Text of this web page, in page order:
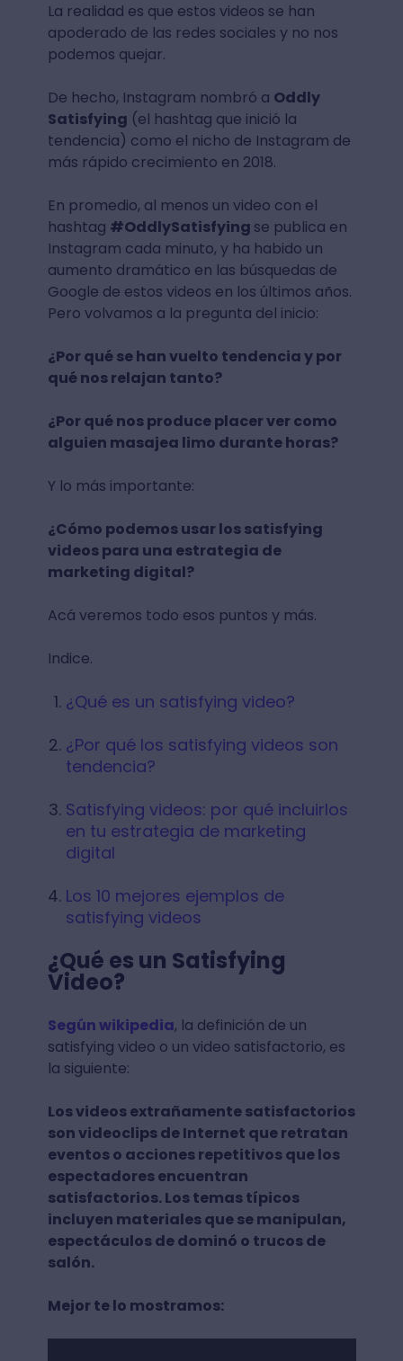
La realidad es que estos videos se han
apoderado de las redes sociales y no nos
podemos quejar.
De hecho, Instagram nombró a Oddly
Satisfying (el hashtag que inició la
tendencia) como el nicho de Instagram de
más rápido crecimiento en 2018.
En promedio, al menos un video con el
hashtag #OddlySatisfying se publica en
Instagram cada minuto, y ha habido un
aumento dramático en las búsquedas de
Google de estos videos en los últimos años.
Pero volvamos a la pregunta del inicio:
¿Por qué se han vuelto tendencia y por
qué nos relajan tanto?
¿Por qué nos produce placer ver como
alguien masajea limo durante horas?
Y lo más importante:
¿Cómo podemos usar los satisfying
videos para una estrategia de
marketing digital?
Acá veremos todo esos puntos y más.
Indice.
¿Qué es un satisfying video?
¿Por qué los satisfying videos son
tendencia?
Satisfying videos: por qué incluirlos
en tu estrategia de marketing
digital
Los 10 mejores ejemplos de
satisfying videos
¿Qué es un Satisfying
Video?
Según wikipedia, la definición de un
satisfying video o un video satisfactorio, es
la siguiente:
Los videos extrañamente satisfactorios
son videoclips de Internet que retratan
eventos o acciones repetitivos que los
espectadores encuentran
satisfactorios. Los temas típicos
incluyen materiales que se manipulan,
espectáculos de dominó o trucos de
salón.
Mejor te lo mostramos: